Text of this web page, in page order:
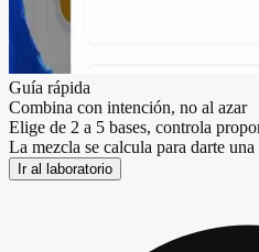
Guía rápida
Combina con intención, no al azar
Elige de 2 a 5 bases, controla
La mezcla se calcula para darte
Ir al laboratorio